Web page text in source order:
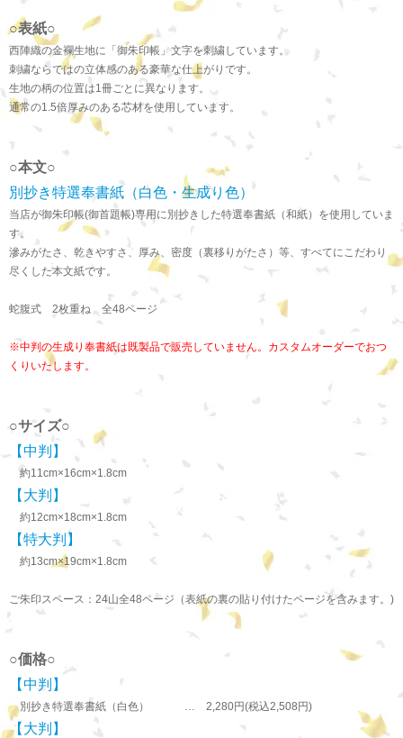
○表紙○
西陣織の金襴生地に「御朱印帳」文字を刺繍しています。
刺繍ならではの立体感のある豪華な仕上がりです。
生地の柄の位置は1冊ごとに異なります。
通常の1.5倍厚みのある芯材を使用しています。
○本文○
別抄き特選奉書紙（白色・生成り色）
当店が御朱印帳(御首題帳)専用に別抄きした特選奉書紙（和紙）を使用していま
す。
滲みがたさ、乾きやすさ、厚み、密度（裏移りがたさ）等、すべてにこだわり
尽くした本文紙です。
蛇腹式 2枚重ね 全48ページ
※中判の生成り奉書紙は既製品で販売していません。カスタムオーダーでおつ
くりいたします。
○サイズ○
【中判】
約11cm×16cm×1.8cm
【大判】
約12cm×18cm×1.8cm
【特大判】
約13cm×19cm×1.8cm
ご朱印スペース：24山全48ページ（表紙の裏の貼り付けたページを含みます。)
○価格○
【中判】
別抄き特選奉書紙（白色） … 2,280円(税込2,508円)
【大判】